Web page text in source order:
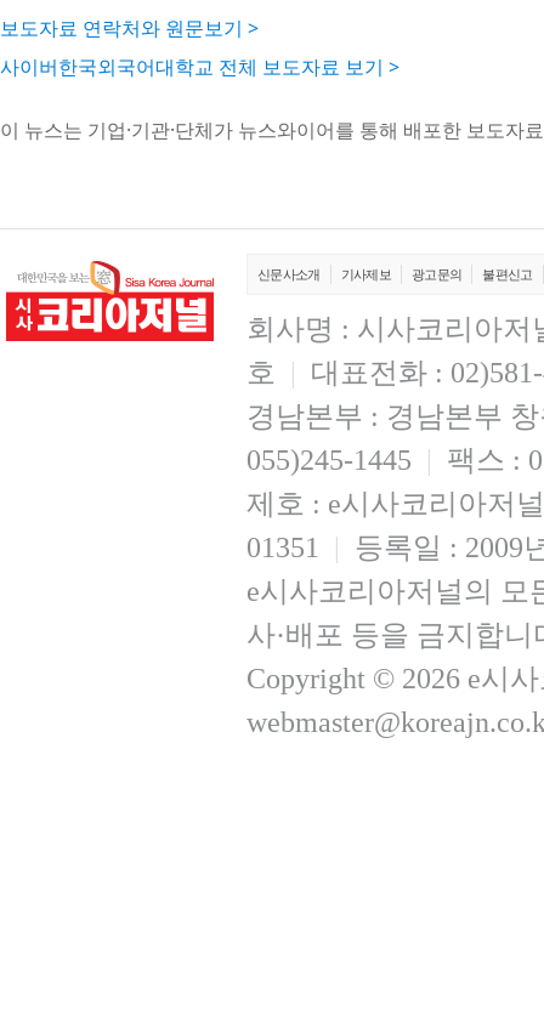
보도자료 연락처와 원문보기 >
사이버한국외국어대학교 전체 보도자료 보기 >
이 뉴스는 기업·기관·단체가 뉴스와이어를 통해 배포한 보도자